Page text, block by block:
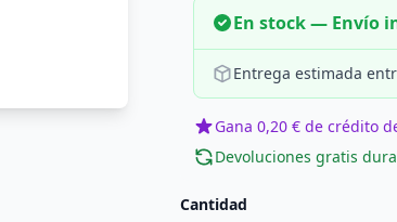
En stock — Envío
Entrega estimada
Gana 0,20 € de crédito
Devoluciones gratis
Cantidad